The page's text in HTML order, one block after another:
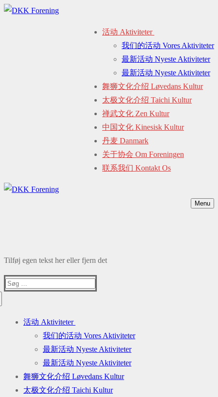
Spring
Menu
Luk
活动 Aktiviteter
我们的活动 Vores Aktiviteter
最新活动 Nyeste Aktiviteter
最新活动 Nyeste Aktiviteter
舞狮文化介绍 Løvedans Kultur
太极文化介绍 Taichi Kultur
禅武文化 Zen Kultur
中国文化 Kinesisk Kultur
丹麦 Danmark
关于协会 Om Foreningen
联系我们 Kontakt Os
Menu
Tilføj egen tekst her eller fjern det
Søg
活动 Aktiviteter
我们的活动 Vores Aktiviteter
最新活动 Nyeste Aktiviteter
最新活动 Nyeste Aktiviteter
舞狮文化介绍 Løvedans Kultur
太极文化介绍 Taichi Kultur